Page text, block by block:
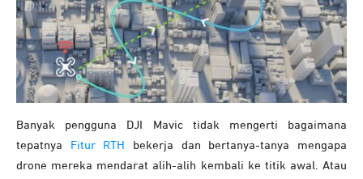
Banyak pengguna DJI Mavic tidak mengerti bagaimana
tepatnya
Fitur RTH
bekerja dan bertanya-tanya mengapa
drone mereka mendarat alih-alih kembali ke titik awal. Atau